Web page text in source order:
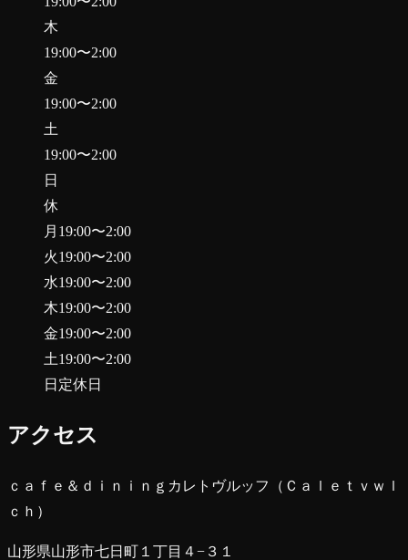
木
19:00〜2:00
金
19:00〜2:00
土
19:00〜2:00
日
休
月 19:00〜2:00
火19:00〜2:00
水19:00〜2:00
木19:00〜2:00
金19:00〜2:00
土19:00〜2:00
日 定休日
アクセス
ｃａｆｅ＆ｄｉｎｉｎｇカレトヴルッフ（Ｃａｌｅｔｖｗｌ
ｃｈ）
山形県山形市七日町１丁目４−３１